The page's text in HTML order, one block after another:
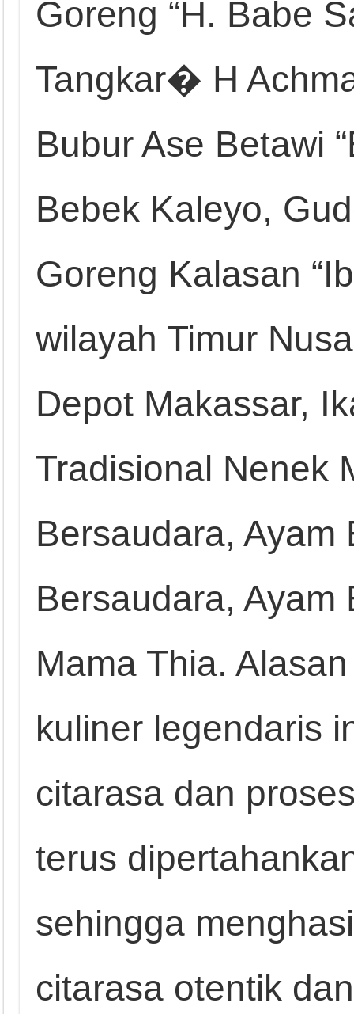
Goreng “H. Babe
Tangkar� H
Bubur Ase Betawi
Bebek Kaleyo,
Goreng Kalasan
wilayah Timur
Depot Makassar,
Tradisional Nenek
Bersaudara, Ayam
Bersaudara, Ayam
Mama Thia.
kuliner legendaris
citarasa dan
terus
sehingga
citarasa otentik